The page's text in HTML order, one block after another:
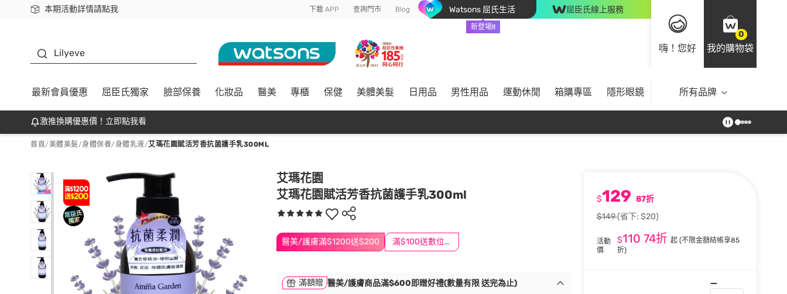
本期活動詳情請點我
下載app最高回饋$350 下載 APP 查詢門市 Blog Watsons 屈氏生活
新登場!!
屈臣氏線上服務
嗨！您好
0
我的購物袋
Lilyeve
最新會員優惠 屈臣氏獨家 臉部保養 化妝品 醫美 專櫃 保健 美體美髮 日用品 男性用品 運動休閒 箱購專區 隱形眼鏡 所有品牌
激推換購優惠價！立即點我看
首頁/美體美髮/身體保養/身體乳液/艾瑪花園賦活芳香抗菌護手乳300ML
艾瑪花園
艾瑪花園賦活芳香抗菌護手乳300ml
醫美/護膚滿$1200送$200 滿$100送數位印花
$129 87折
$149(省下: $20)
活動
價
$110 74折 起 (不限金額結帳享85
折)
滿額贈 醫美/護膚商品滿$600即贈好禮(數量有限 送完為止)